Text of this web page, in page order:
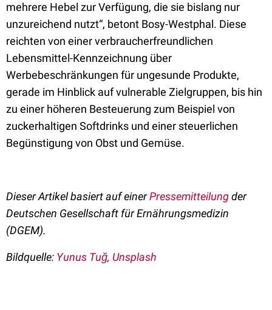
mehrere Hebel zur Verfügung, die sie bislang nur
unzureichend nutzt“, betont Bosy-Westphal. Diese
reichten von einer verbraucherfreundlichen
Lebensmittel-Kennzeichnung über
Werbebeschränkungen für ungesunde Produkte,
gerade im Hinblick auf vulnerable Zielgruppen, bis hin
zu einer höheren Besteuerung zum Beispiel von
zuckerhaltigen Softdrinks und einer steuerlichen
Begünstigung von Obst und Gemüse.
Dieser Artikel basiert auf einerPressemitteilungder
Deutschen Gesellschaft für Ernährungsmedizin
(DGEM).
Bildquelle: Yunus Tuğ, Unsplash